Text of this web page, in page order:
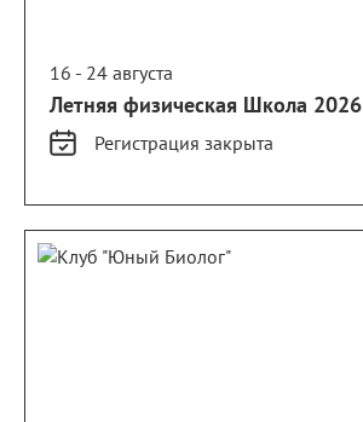
16 - 24 августа
Летняя физическая Школа 2026
Регистрация закрыта